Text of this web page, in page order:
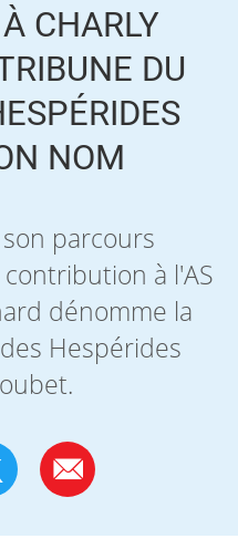
CHARLY
DU
NOM
parcours
à l'AS
dénomme la
Hespérides